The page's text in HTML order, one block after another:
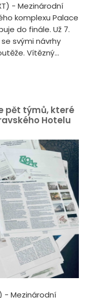
- Mezinárodní
komplexu Palace
do finále. Už 7.
svými návrhy
Vítězný...
pět týmů, které
Hotelu
- Mezinárodní